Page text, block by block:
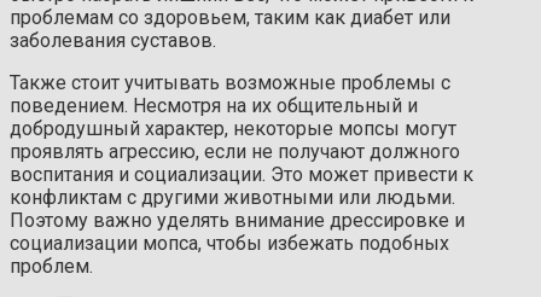
проблемам со здоровьем, таким как диабет или
заболевания суставов.
Также стоит учитывать возможные проблемы с
поведением. Несмотря на их общительный и
добродушный характер, некоторые мопсы могут
проявлять агрессию, если не получают должного
воспитания и социализации. Это может привести к
конфликтам с другими животными или людьми.
Поэтому важно уделять внимание дрессировке и
социализации мопса, чтобы избежать подобных
проблем.